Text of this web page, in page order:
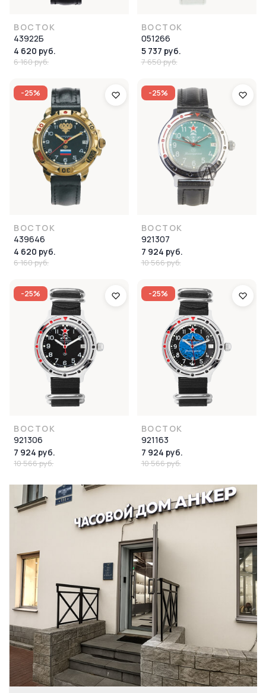
ВОСТОК
43922Б
4 620 руб.
6 160 руб.
ВОСТОК
051266
5 737 руб.
7 650 руб.
-25%
ВОСТОК
439646
4 620 руб.
6 160 руб.
-25%
ВОСТОК
921307
7 924 руб.
10 566 руб.
-25%
ВОСТОК
921306
7 924 руб.
10 566 руб.
-25%
ВОСТОК
921163
7 924 руб.
10 566 руб.